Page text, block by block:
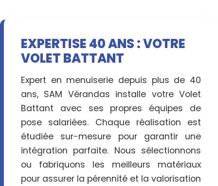
EXPERTISE 40 ANS : VOTRE
VOLET BATTANT
Expert en menuiserie depuis plus de 40
ans, SAM Vérandas installe votre Volet
Battant avec ses propres équipes de
pose salariées. Chaque réalisation est
étudiée sur-mesure pour garantir une
intégration parfaite. Nous sélectionnons
ou fabriquons les meilleurs matériaux
pour assurer la pérennité et la valorisation